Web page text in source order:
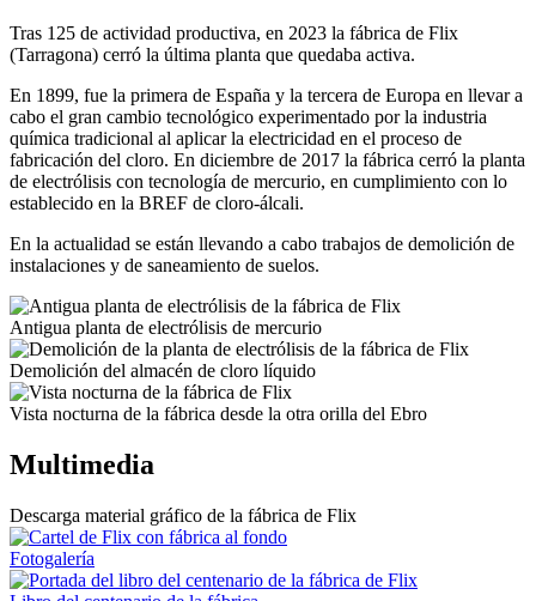
Tras 125 de actividad productiva, en 2023 la fábrica de Flix
(Tarragona) cerró la última planta que quedaba activa.
En 1899, fue la primera de España y la tercera de Europa en llevar a
cabo el gran cambio tecnológico experimentado por la industria
química tradicional al aplicar la electricidad en el proceso de
fabricación del cloro. En diciembre de 2017 la fábrica cerró la planta
de electrólisis con tecnología de mercurio, en cumplimiento con lo
establecido en la BREF de cloro-álcali.
En la actualidad se están llevando a cabo trabajos de demolición de
instalaciones y de saneamiento de suelos.
Antigua planta de electrólisis de mercurio
Demolición del almacén de cloro líquido
Vista nocturna de la fábrica desde la otra orilla del Ebro
Multimedia
Descarga material gráfico de la fábrica de Flix
Fotogalería